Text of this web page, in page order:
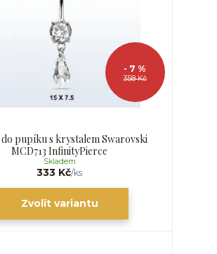
358 Kč
- 7 %
do pupíku s krystalem Swarovski
MCD713 InfinityPierce
333 Kč/ks
Skladem
Zvolit variantu